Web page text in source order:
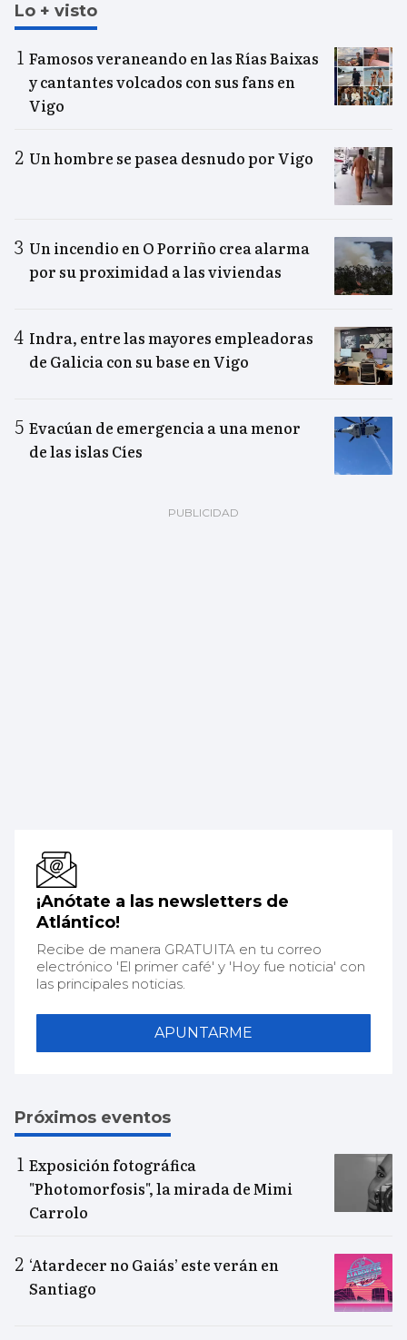
Lo + visto
Famosos veraneando en las Rías Baixas
y cantantes volcados con sus fans en
Vigo
Un hombre se pasea desnudo por Vigo
Un incendio en O Porriño crea alarma
por su proximidad a las viviendas
Indra, entre las mayores empleadoras
de Galicia con su base en Vigo
Evacúan de emergencia a una menor
de las islas Cíes
¡Anótate a las newsletters de
Atlántico!
Recibe de manera GRATUITA en tu correo
electrónico 'El primer café' y 'Hoy fue noticia' con
las principales noticias.
APUNTARME
Próximos eventos
Exposición fotográfica
"Photomorfosis", la mirada de Mimi
Carrolo
‘Atardecer no Gaiás’ este verán en
Santiago